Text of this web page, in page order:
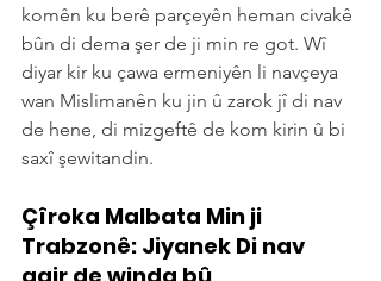
komên ku berê parçeyên heman civakê
bûn di dema şer de ji min re got. Wî
diyar kir ku çawa ermeniyên li navçeya
wan Mislimanên ku jin û zarok jî di nav
de hene, di mizgeftê de kom kirin û bi
saxî şewitandin.
Çîroka Malbata Min ji
Trabzonê: Jiyanek Di nav